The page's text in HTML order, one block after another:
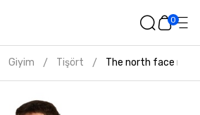
0
Giyim / Tişört / The north face